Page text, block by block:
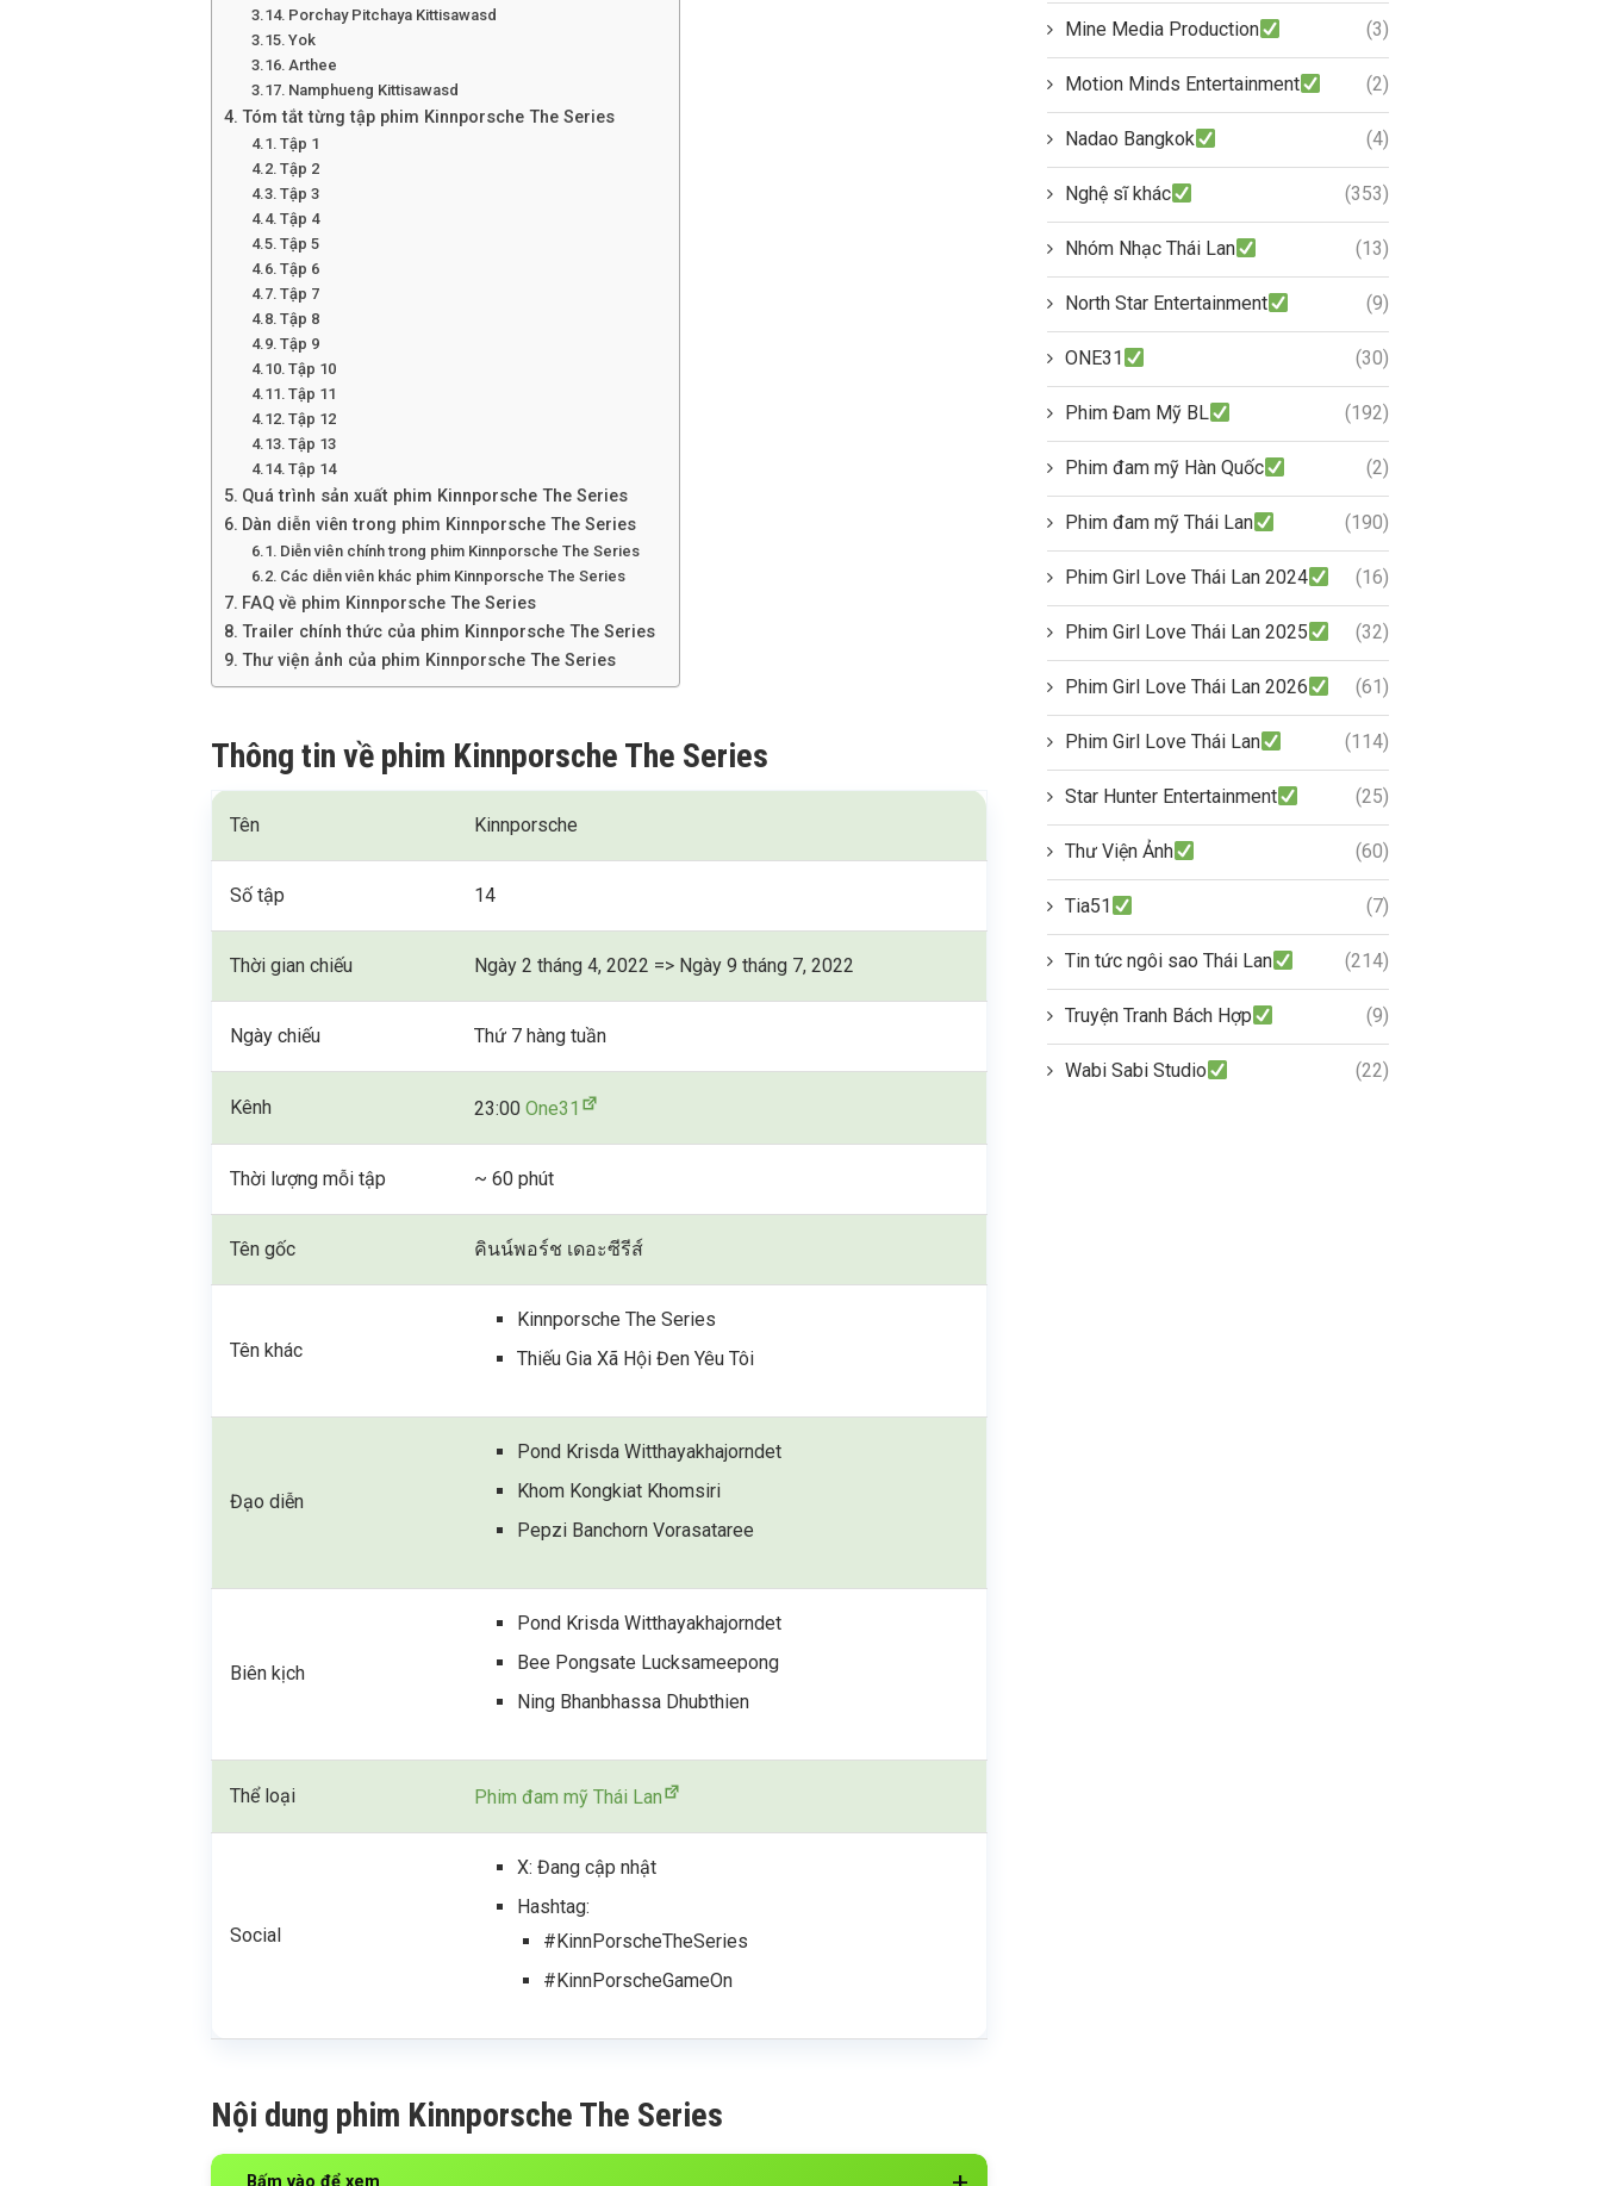
Porchay Pitchaya Kittisawasd
Yok
Arthee
Namphueng Kittisawasd
Tóm tắt từng tập phim Kinnporsche The Series
Tập 1
Tập 2
Tập 3
Tập 4
Tập 5
Tập 6
Tập 7
Tập 8
Tập 9
Tập 10
Tập 11
Tập 12
Tập 13
Tập 14
Quá trình sản xuất phim Kinnporsche The Series
Dàn diễn viên trong phim Kinnporsche The Series
Diễn viên chính trong phim Kinnporsche The Series
Các diễn viên khác phim Kinnporsche The Series
FAQ về phim Kinnporsche The Series
Trailer chính thức của phim Kinnporsche The Series
Thư viện ảnh của phim Kinnporsche The Series
Thông tin về phim Kinnporsche The Series
Tên Kinnporsche
Số tập 14
Thời gian chiếu Ngày 2 tháng 4, 2022 => Ngày 9 tháng 7, 2022
Ngày chiếu Thứ 7 hàng tuần
Kênh 23:00One31
Thời lượng mỗi tập ~ 60 phút
Tên gốc คินน์พอร์ช เดอะซีรีส์
Tên khác
Kinnporsche The Series
Thiếu Gia Xã Hội Đen Yêu Tôi
Đạo diễn
Pond Krisda Witthayakhajorndet
Khom Kongkiat Khomsiri
Pepzi Banchorn Vorasataree
Biên kịch
Pond Krisda Witthayakhajorndet
Bee Pongsate Lucksameepong
Ning Bhanbhassa Dhubthien
Thể loại Phim đam mỹ Thái Lan
Social
X: Đang cập nhật
Hashtag:
#KinnPorscheTheSeries
#KinnPorscheGameOn
Nội dung phim Kinnporsche The Series
Bấm vào để xem
Mine Media Production (3)
Motion Minds Entertainment (2)
Nadao Bangkok (4)
Nghệ sĩ khác (353)
Nhóm Nhạc Thái Lan (13)
North Star Entertainment (9)
ONE31 (30)
Phim Đam Mỹ BL (192)
Phim đam mỹ Hàn Quốc (2)
Phim đam mỹ Thái Lan (190)
Phim Girl Love Thái Lan 2024 (16)
Phim Girl Love Thái Lan 2025 (32)
Phim Girl Love Thái Lan 2026 (61)
Phim Girl Love Thái Lan (114)
Star Hunter Entertainment (25)
Thư Viện Ảnh (60)
Tia51 (7)
Tin tức ngôi sao Thái Lan (214)
Truyện Tranh Bách Hợp (9)
Wabi Sabi Studio (22)